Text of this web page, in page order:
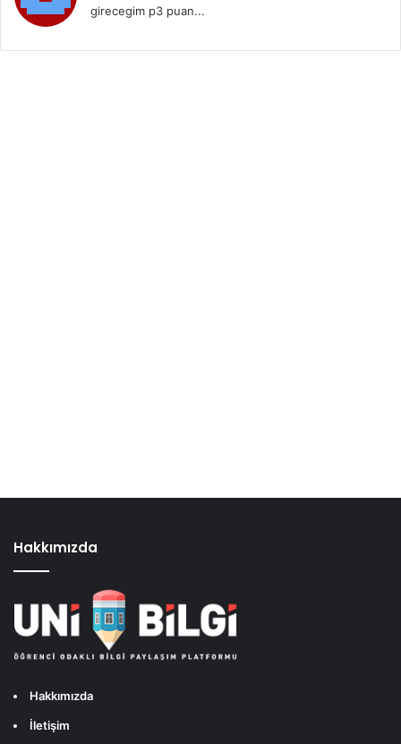
girecegim p3 puan...
Hakkımızda
Hakkımızda
İletişim